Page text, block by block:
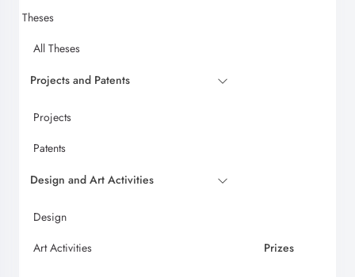
Theses
All Theses
Projects and Patents
Projects
Patents
Design and Art Activities
Design
Art Activities
Prizes